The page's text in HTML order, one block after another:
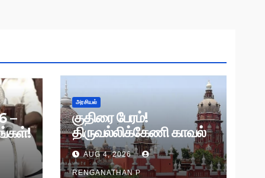
–
அரசியல்
குதிரை பேரம்!
திருவல்லிக்கேணி காவல்
நிலைய விசாரணைக்கு
தடை!
AUG 4, 2026
RENGANATHAN P